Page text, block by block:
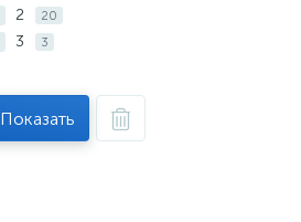
2 20
3 3
Показать